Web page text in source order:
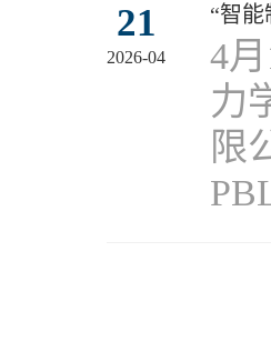
21
2026-04
“智
4
力
限